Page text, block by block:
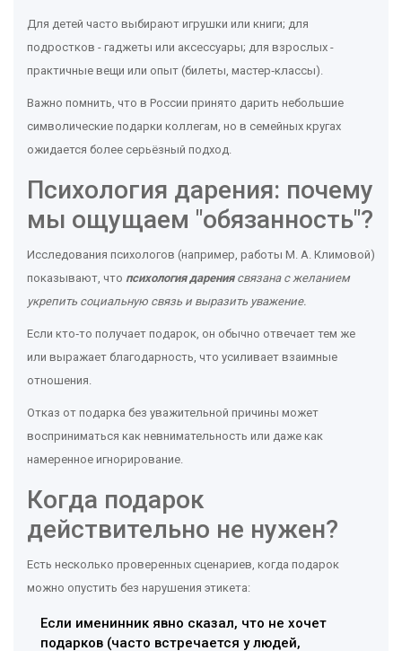
Для детей часто выбирают игрушки или книги; для
подростков - гаджеты или аксессуары; для взрослых -
практичные вещи или опыт (билеты, мастер‑классы).
Важно помнить, что в России принято дарить небольшие
символические подарки коллегам, но в семейных кругах
ожидается более серьёзный подход.
Психология дарения: почему
мы ощущаем "обязанность"?
Исследования психологов (например, работы М. А. Климовой)
показывают, что психология дарениясвязана с желанием
укрепить социальную связь и выразить уважение.
Если кто‑то получает подарок, он обычно отвечает тем же
или выражает благодарность, что усиливает взаимные
отношения.
Отказ от подарка без уважительной причины может
восприниматься как невнимательность или даже как
намеренное игнорирование.
Когда подарок
действительно не нужен?
Есть несколько проверенных сценариев, когда подарок
можно опустить без нарушения этикета:
Если именинник явно сказал, что не хочет
подарков (часто встречается у людей,